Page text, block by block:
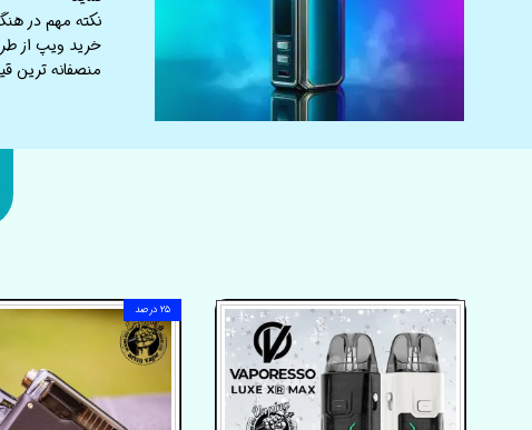
نکته مهم در
خرید ویپ از
منصفانه ترین
۲۵ درصد